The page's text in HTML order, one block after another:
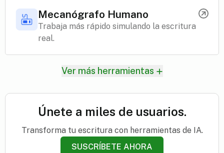
Mecanógrafo Humano
Trabaja más rápido simulando la escritura
real.
Ver más herramientas
Únete a miles de usuarios.
Transforma tu escritura con herramientas de IA.
SUSCRÍBETE AHORA